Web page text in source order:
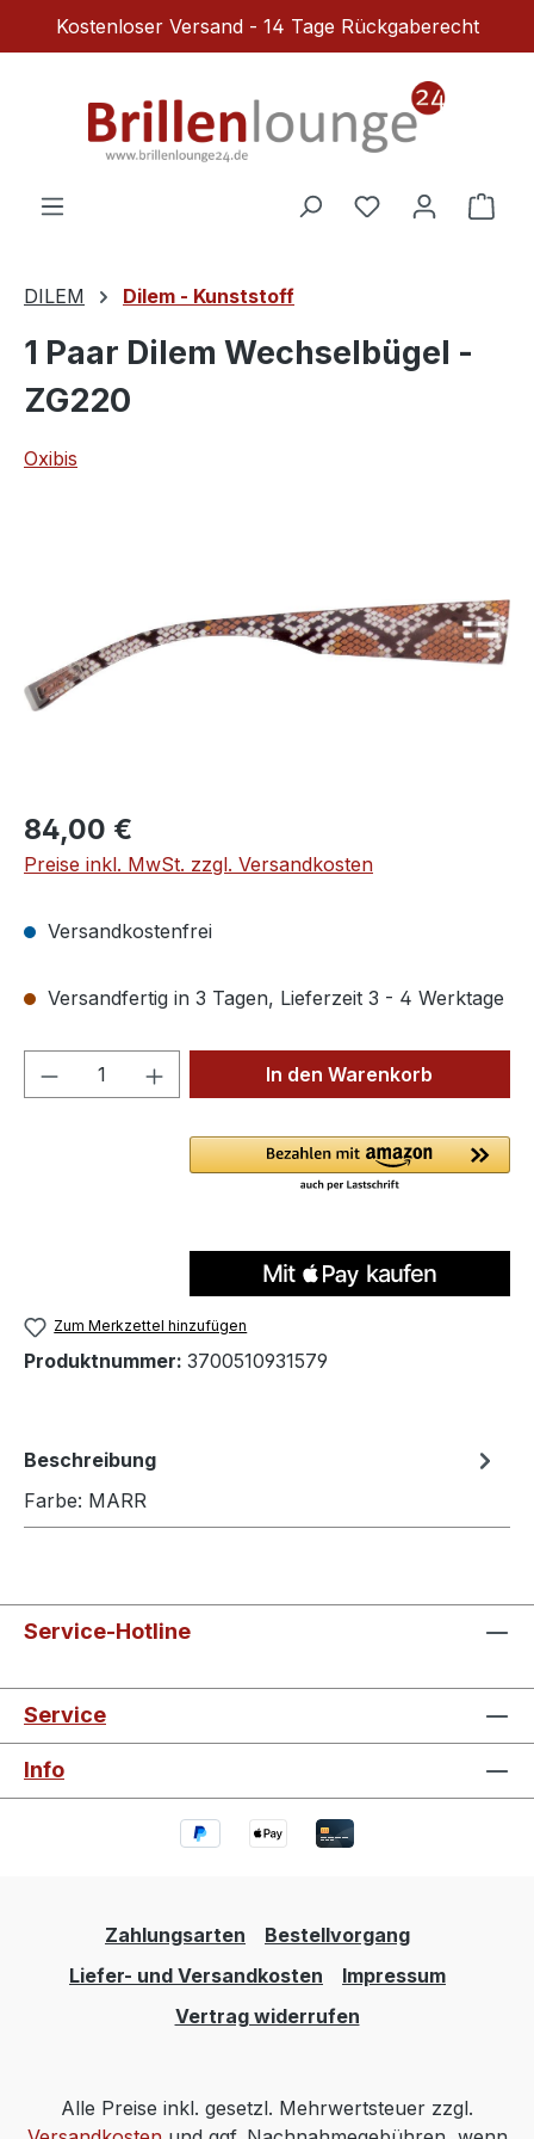
Zum Hauptinhalt springen
Kostenloser Versand - 14 Tage Rückgaberecht
Du hast 0
DILEM Dilem - Kunststoff
1 Paar Dilem Wechselbügel -
ZG220
Oxibis
Regulärer Preis:
84,00 €
Preise inkl. MwSt. zzgl. Versandkosten
Versandkostenfrei
Versandfertig in 3 Tagen, Lieferzeit 3 - 4 Werktage
Produkt Anzahl: Gib denIn den Warenkorb
Zum Merkzettel hinzufügen
Produktnummer: 3700510931579
Beschreibung
Farbe: MARR
Service-Hotline
Service
Info
Zahlungsarten
Bestellvorgang
Liefer- und Versandkosten
Impressum
Vertrag widerrufen
Alle Preise inkl. gesetzl. Mehrwertsteuer zzgl.